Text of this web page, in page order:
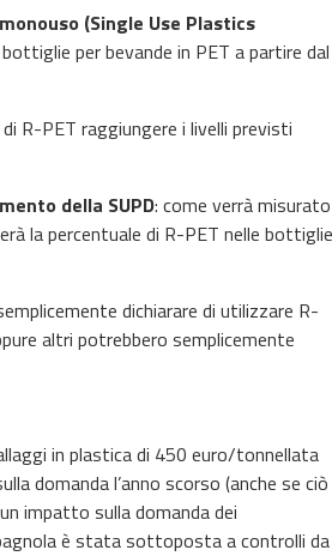
(Single Use Plastics
per bevande in PET a partire dal
R-PET raggiungere i livelli previsti
della SUPD: come verrà misurato
la percentuale di R-PET nelle bottiglie
dichiarare di utilizzare R-
altri potrebbero semplicemente
in plastica di 450 euro/tonnellata
domanda l’anno scorso (anche se ciò
impatto sulla domanda dei
è stata sottoposta a controlli da